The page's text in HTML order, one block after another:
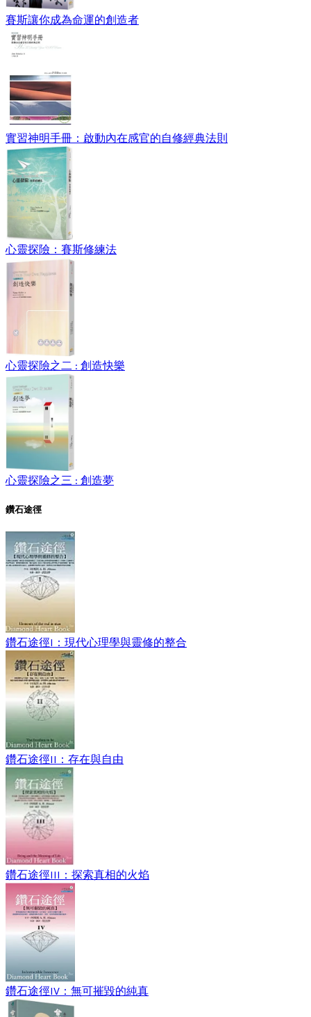
賽斯讓你成為命運的創造者
實習神明手冊：啟動內在感官的自修經典法則
心靈探險：賽斯修練法
心靈探險之二 : 創造快樂
心靈探險之三 : 創造夢
鑽石途徑
鑽石途徑I：現代心理學與靈修的整合
鑽石途徑II：存在與自由
鑽石途徑III：探索真相的火焰
鑽石途徑IV：無可摧毀的純真